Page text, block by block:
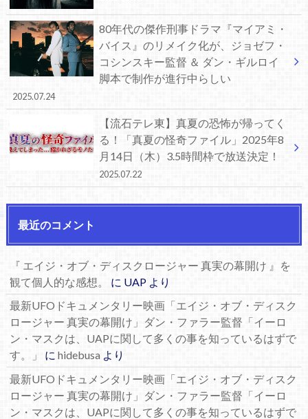
80年代の傑作刑事ドラマ『マイアミ・
バイス』のリメイク化が、ジョゼフ・
コシンスキー監督 ＆ ダン・ギルロイ
脚本で制作が進行中らしい
2025.07.24
【流石テレ東】真夏の恐怖が帰ってく
る！「真夏の怪奇ファイル」2025年8
月14日（木）3.5時間枠で放送決定！
2025.07.22
最近のコメント
『 エイジ・オブ・ディスクロージャー 真実の幕開け 』を
観て個人的な感想。
に UAPより
最新UFOドキュメンタリー映画「エイジ・オブ・ディスク
ロージャー 真実の幕開け」ダン・ファラー監督「イーロ
ン・マスクは、UAPに関して多くの事を知っているはずで
す。」
に hidebusaより
最新UFOドキュメンタリー映画「エイジ・オブ・ディスク
ロージャー 真実の幕開け」ダン・ファラー監督「イーロ
ン・マスクは、UAPに関して多くの事を知っているはずで